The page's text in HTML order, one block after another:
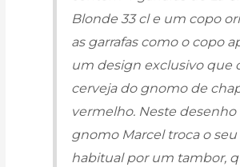
Blonde 33 cl e um copo
as garrafas como o copo
um design exclusivo que
cerveja do gnomo de
vermelho. Neste desenho
gnomo Marcel troca o
habitual por um tambor,